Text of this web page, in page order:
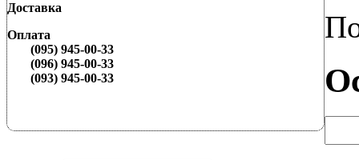
Доставка
Оплата
(095) 945-00-33
(096) 945-00-33
(093) 945-00-33